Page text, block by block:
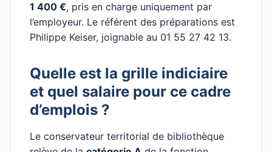
1 400 €, pris en charge uniquement par
l’employeur. Le référent des préparations est
Philippe Keiser, joignable au 01 55 27 42 13.
Quelle est la grille indiciaire
et quel salaire pour ce cadre
d’emplois ?
Le conservateur territorial de bibliothèque